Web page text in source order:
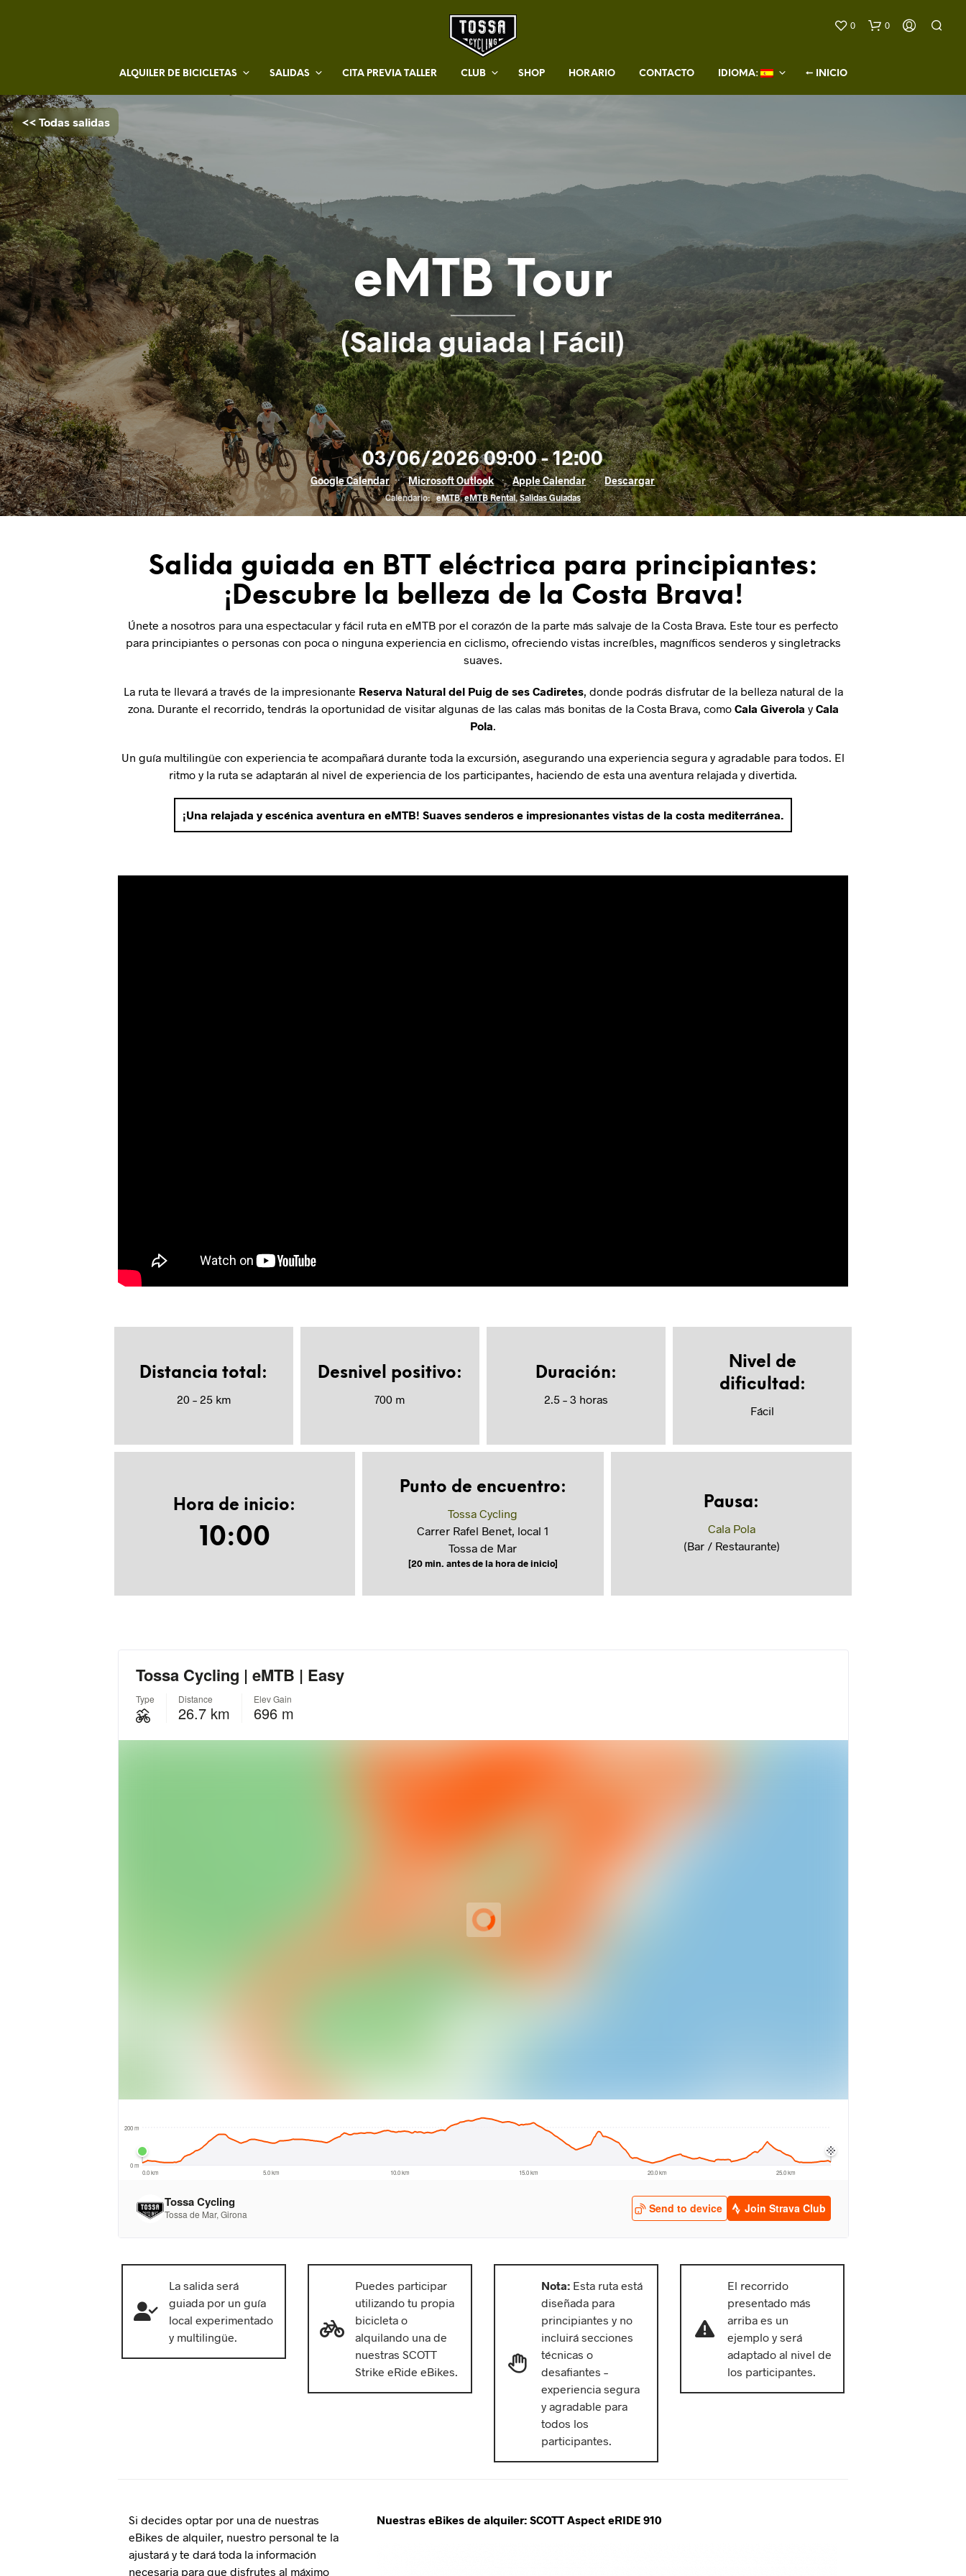
ALQUILER DE BICICLETAS SALIDAS CITA PREVIA TALLER CLUB SHOP HORARIO CONTACTO IDIOMA: ← INICIO
0 0
R
O
D
U
T
O
S
E
E
C
A
R
R
I
T
<< Todas salidas
eMTB Tour
(Salida guiada | Fácil)
03/06/2026 09:00 - 12:00
Google Calendar · Microsoft Outlook · Apple Calendar · Descargar
Calendario: eMTB,eMTB Rental,Salidas Guiadas
Salida guiada en BTT eléctrica para principiantes:
¡Descubre la belleza de la Costa Brava!
Únete a nosotros para una espectacular y fácil ruta en eMTB por el corazón de la parte más salvaje de la Costa Brava. Este tour es perfecto
para principiantes o personas con poca o ninguna experiencia en ciclismo, ofreciendo vistas increíbles, magníficos senderos y singletracks
suaves.
La ruta te llevará a través de la impresionante Reserva Natural del Puig de ses Cadiretes, donde podrás disfrutar de la belleza natural de la
zona. Durante el recorrido, tendrás la oportunidad de visitar algunas de las calas más bonitas de la Costa Brava, como Cala Giverola y Cala
Pola.
Un guía multilingüe con experiencia te acompañará durante toda la excursión, asegurando una experiencia segura y agradable para todos. El
ritmo y la ruta se adaptarán al nivel de experiencia de los participantes, haciendo de esta una aventura relajada y divertida.
¡Una relajada y escénica aventura en eMTB! Suaves senderos e impresionantes vistas de la costa mediterránea.
Distancia total:
20 – 25 km
Desnivel positivo:
700 m
Duración:
2.5 – 3 horas
Nivel de
dificultad:
Fácil
Hora de inicio:
10:00
Punto de encuentro:
Tossa Cycling
Carrer Rafel Benet, local 1
Tossa de Mar
[20 min. antes de la hora de inicio]
Pausa:
Cala Pola
(Bar / Restaurante)
La salida será
guiada por un guía
local experimentado
y multilingüe.
Puedes participar
utilizando tu propia
bicicleta o
alquilando una de
nuestras SCOTT
Strike eRide eBikes.
Nota:Esta ruta está
diseñada para
principiantes y no
incluirá secciones
técnicas o
desafiantes –
experiencia segura
y agradable para
todos los
participantes.
El recorrido
presentado más
arriba es un
ejemplo y será
adaptado al nivel de
los participantes.
Si decides optar por una de nuestras
eBikes de alquiler, nuestro personal te la
ajustará y te dará toda la información
necesaria para que disfrutes al máximo
Nuestras eBikes de alquiler: SCOTT Aspect eRIDE 910